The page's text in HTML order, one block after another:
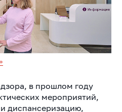
в прошлом году
мероприятий,
диспансеризацию,